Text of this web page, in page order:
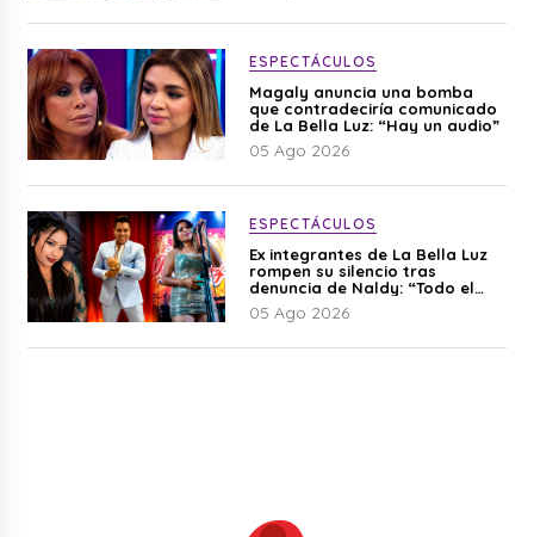
ESPECTÁCULOS
Magaly anuncia una bomba
que contradeciría comunicado
de La Bella Luz: “Hay un audio”
05 Ago 2026
ESPECTÁCULOS
Ex integrantes de La Bella Luz
rompen su silencio tras
denuncia de Naldy: “Todo el
mundo lo sabía”
05 Ago 2026